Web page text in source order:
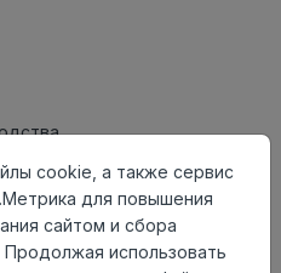
cookie, а также сервис
для повышения
сайтом и сбора
Продолжая использовать